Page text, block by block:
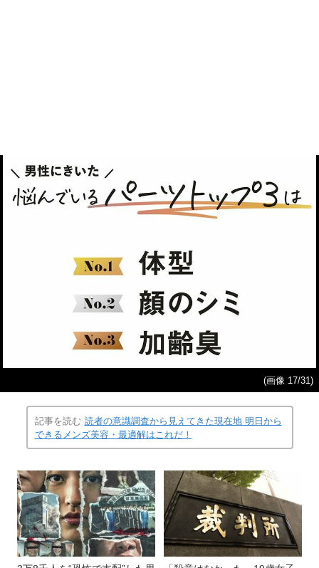
(画像 17/31)
記事を読む 読者の意識調査から見えてきた現在地 明日から
できるメンズ美容・最適解はこれだ！